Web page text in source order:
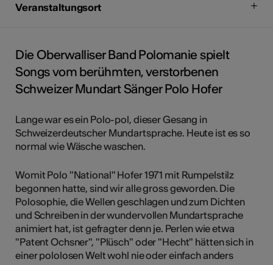
Veranstaltungsort
Die Oberwalliser Band Polomanie spielt
Songs vom berühmten, verstorbenen
Schweizer Mundart Sänger Polo Hofer
Lange war es ein Polo-pol, dieser Gesang in
Schweizerdeutscher Mundartsprache. Heute ist es so
normal wie Wäsche waschen.
Womit Polo "National" Hofer 1971 mit Rumpelstilz
begonnen hatte, sind wir alle gross geworden. Die
Polosophie, die Wellen geschlagen und zum Dichten
und Schreiben in der wundervollen Mundartsprache
animiert hat, ist gefragter denn je. Perlen wie etwa
"Patent Ochsner", "Plüsch" oder "Hecht" hätten sich in
einer pololosen Welt wohl nie oder einfach anders